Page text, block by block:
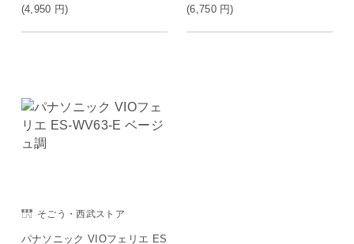
(4,950 円)
(6,750 円)
そごう・西武ストア
パナソニック VIOフェリエ ES